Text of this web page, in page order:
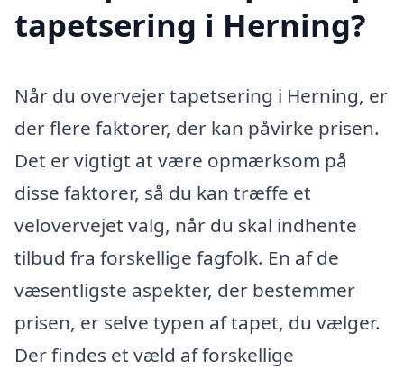
tapetsering i Herning?
Når du overvejer tapetsering i Herning, er
der flere faktorer, der kan påvirke prisen.
Det er vigtigt at være opmærksom på
disse faktorer, så du kan træffe et
velovervejet valg, når du skal indhente
tilbud fra forskellige fagfolk. En af de
væsentligste aspekter, der bestemmer
prisen, er selve typen af tapet, du vælger.
Der findes et væld af forskellige